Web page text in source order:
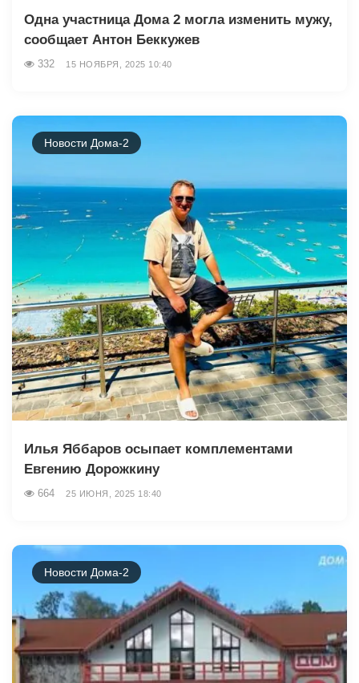
Одна участница Дома 2 могла изменить мужу,
сообщает Антон Беккужев
332 15 НОЯБРЯ, 2025 10:40
Новости Дома-2
Илья Яббаров осыпает комплементами
Евгению Дорожкину
664 25 ИЮНЯ, 2025 18:40
Новости Дома-2